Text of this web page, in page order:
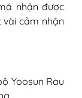
nhận được
vài cảm nhận
Yoosun Rau